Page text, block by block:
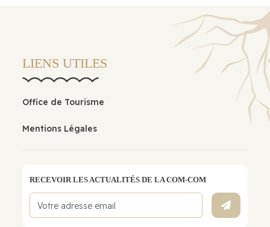
LIENS UTILES
Office de Tourisme
Mentions Légales
RECEVOIR LES ACTUALITÉS DE LA COM-COM